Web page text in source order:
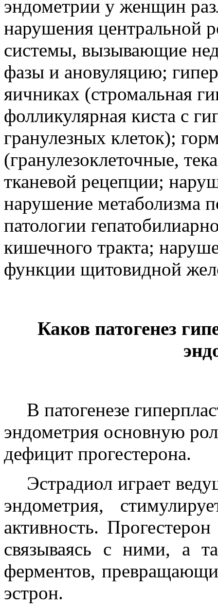
эндометрии у женщин
нарушения центральной
системы, вызывающие
фазы и ановуляцию;
яичниках (стромальная
фолликулярная киста с
гранулезных клеток);
(гранулезоклеточные,
тканевой рецепции;
нарушение метаболизма
патологии
кишечного тракта;
функции щитовидной
Каков патогенез
В патогенезе
эндометрия основную
дефицит прогестерона.
Эстрадиол играет
эндометрия,
активность. Прогестерон
связываясь с ними, а
ферментов,
эстрон.